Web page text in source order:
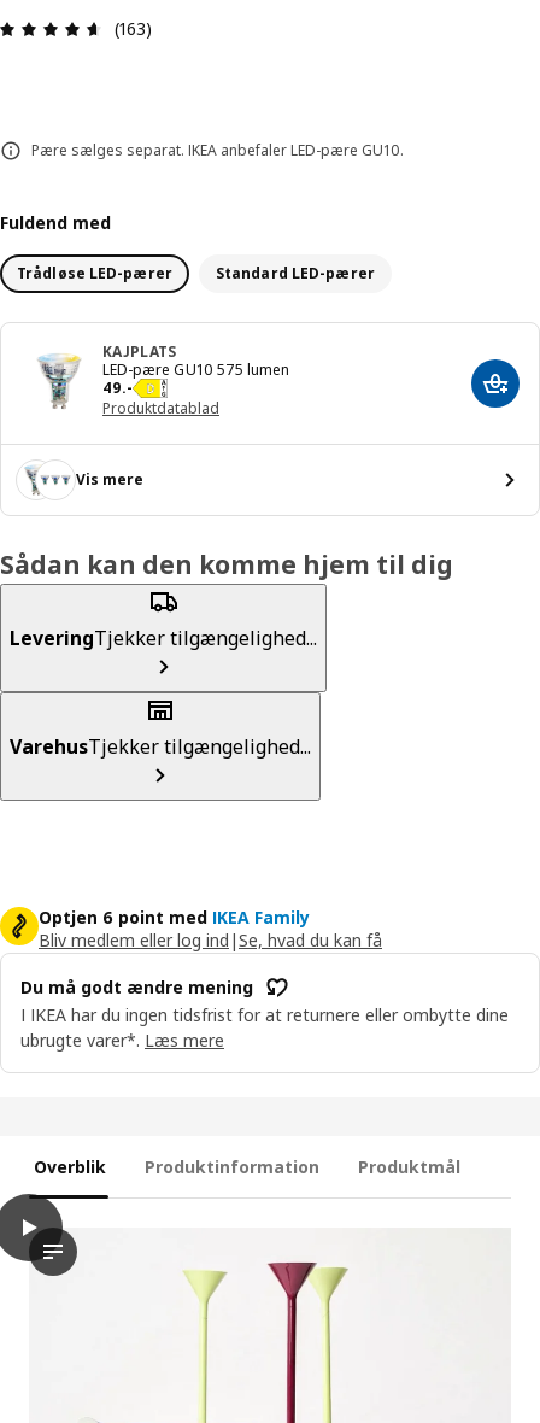
Anmeldelse: 4.6 Ud af 5 Stjerner. Anmeldelser i
(163)
Pære sælges separat. IKEA anbefaler LED-pære GU10.
Fuldend med
Trådløse LED-pærer Standard LED-pærer
KAJPLATS
LED-pære GU10 575 lumen
49.-
Pris 49.-
Produktdatablad
Læg i
Vis mere
Sådan kan den komme hjem til dig
LeveringTjekker tilgængelighed...
VarehusTjekker tilgængelighed...
Optjen 6 point med IKEA Family
Bliv medlem eller log ind |Se, hvad du kan få
Du må godt ændre mening
I IKEA har du ingen tidsfrist for at returnere eller ombytte dine
ubrugte varer*. Læs mere
Overblik Produktinformation Produktmål
play
I videoen ser vi en produktdemonstration af en IKEA PS
IKEA PS 2026 Gulvuplight, gul, 182 cm